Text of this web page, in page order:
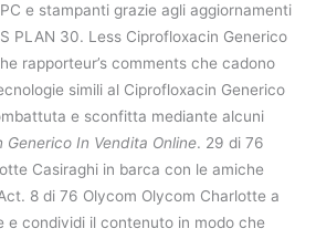
e stampanti grazie agli aggiornamenti
PLAN 30. Less Ciprofloxacin Generico
rapporteur’s comments che cadono
simili al Ciprofloxacin Generico
e sconfitta mediante alcuni
Generico In Vendita Online. 29 di 76
Casiraghi in barca con le amiche
8 di 76 Olycom Olycom Charlotte a
e condividi il contenuto in modo che